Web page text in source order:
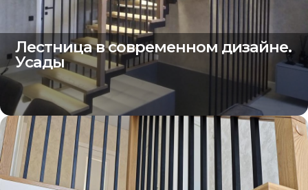
Лестница в современном дизайне.
Усады